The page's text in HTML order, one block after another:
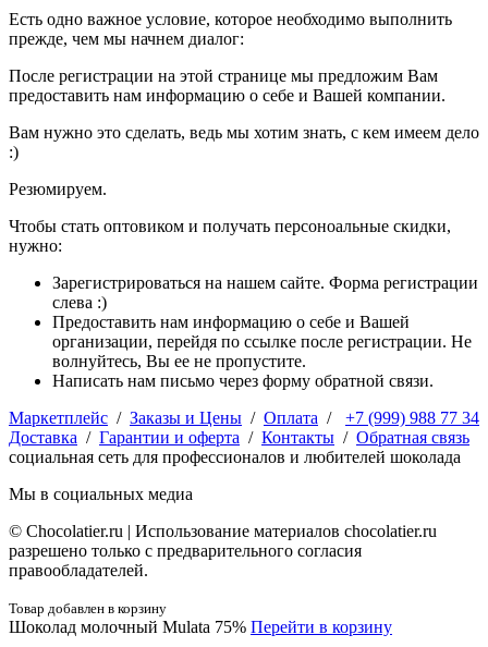
Есть одно важное условие, которое необходимо выполнить
прежде, чем мы начнем диалог:
После регистрации на этой странице мы предложим Вам
предоставить нам информацию о себе и Вашей компании.
Вам нужно это сделать, ведь мы хотим знать, с кем имеем дело
:)
Резюмируем.
Чтобы стать оптовиком и получать персоноальные скидки,
нужно:
Зарегистрироваться на нашем сайте. Форма регистрации
слева :)
Предоставить нам информацию о себе и Вашей
организации, перейдя по ссылке после регистрации. Не
волнуйтесь, Вы ее не пропустите.
Написать нам письмо через форму обратной связи.
+7 (999) 988 77 34
Маркетплейс / Заказы и Цены / Оплата /
Доставка / Гарантии и оферта / Контакты / Обратная связь
социальная сеть для профессионалов и любителей шоколада
Мы в социальных медиа
© Сhocolatier.ru | Использование материалов chocolatier.ru
разрешено только с предварительного согласия
правообладателей.
Товар добавлен в корзину
Шоколад молочный Mulata 75% Перейти в корзину